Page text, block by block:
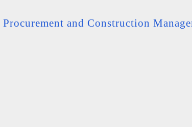
and Construction